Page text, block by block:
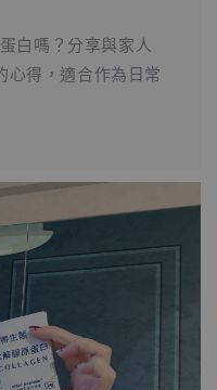
白嗎？分享與家人
心得，適合作為日常